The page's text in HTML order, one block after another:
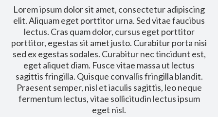
Lorem ipsum dolor sit amet, consectetur adipiscing
elit. Aliquam eget porttitor urna. Sed vitae faucibus
lectus. Cras quam dolor, cursus eget porttitor
porttitor, egestas sit amet justo. Curabitur porta nisi
sed ex egestas sodales. Curabitur nec tincidunt est,
eget aliquet diam. Fusce vitae massa ut lectus
sagittis fringilla. Quisque convallis fringilla blandit.
Praesent semper, nisl et iaculis sagittis, leo neque
fermentum lectus, vitae sollicitudin lectus ipsum
eget nisl.